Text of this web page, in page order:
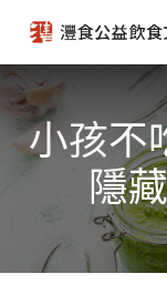
小孩不
隱